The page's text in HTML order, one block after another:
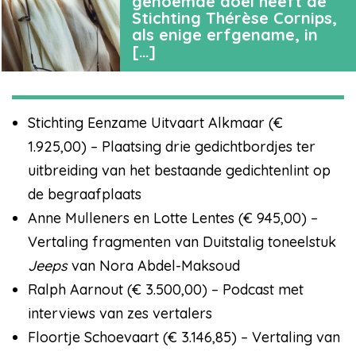
Stichting Thérèse Cornips,
als enige erfgename, in
[…]
Stichting Eenzame Uitvaart Alkmaar (€
1.925,00) – Plaatsing drie gedichtbordjes ter
uitbreiding van het bestaande gedichtenlint op
de begraafplaats
Anne Mulleners en Lotte Lentes (€ 945,00) –
Vertaling fragmenten van Duitstalig toneelstuk
Jeepsvan Nora Abdel-Maksoud
Ralph Aarnout (€ 3.500,00) – Podcast met
interviews van zes vertalers
Floortje Schoevaart (€ 3.146,85) – Vertaling van